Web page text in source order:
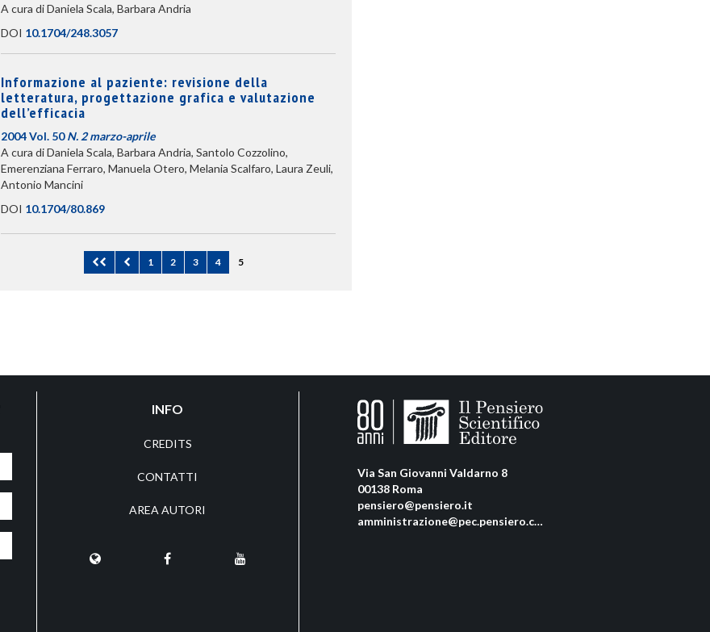
A cura di Daniela Scala, Barbara Andria
DOI 10.1704/248.3057
Informazione al paziente: revisione della
letteratura, progettazione grafica e valutazione
dell’efficacia
2004 Vol. 50N. 2 marzo-aprile
A cura di Daniela Scala, Barbara Andria, Santolo Cozzolino,
Emerenziana Ferraro, Manuela Otero, Melania Scalfaro, Laura Zeuli,
Antonio Mancini
DOI 10.1704/80.869
1 2 3 4 5(current)
INFO
CREDITS
CONTATTI
AREA AUTORI
Via San Giovanni Valdarno 8
00138 Roma
pensiero@pensiero.it
amministrazione@pec.pensiero.com